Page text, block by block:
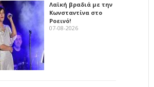
Λαϊκή βραδιά με την
Κωνσταντίνα στο
Ροεινό!
07-08-2026